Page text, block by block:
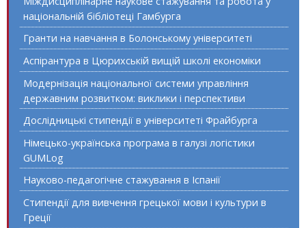
національній бібліотеці Гамбурга
Гранти на навчання в Болонському університеті
Аспірантура в Цюрихській вищій школі економіки
Модернізація національної системи управління
державним розвитком: виклики і перспективи
Дослідницькі стипендії в університеті Фрайбурга
Німецько-українська програма в галузі логістики
GUMLog
Науково-педагогічне стажування в Іспанії
Стипендії для вивчення грецької мови і культури в
Греції